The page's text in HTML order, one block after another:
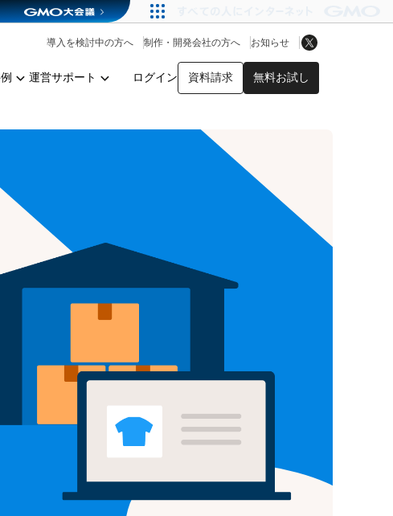
運営サポート ログイン 資料請求 無料お試し
導入を検討中の方へ 制作・開発会社の方へ お知らせ
アプリストア
Carty